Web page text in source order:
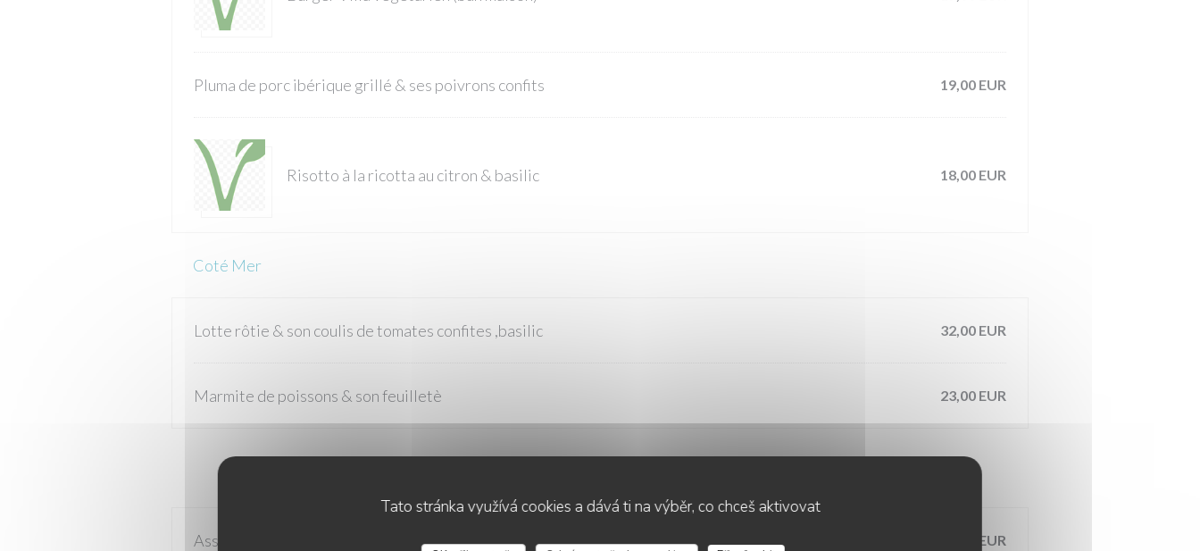
Tato stránka využívá cookies a dává ti na výběr, co chceš aktivovat
Pluma de porc ibérique grillé & ses poivrons confits 19,00 EUR
Risotto à la ricotta au citron & basilic 18,00 EUR
Coté Mer
Lotte rôtie & son coulis de tomates confites ,basilic 32,00 EUR
Marmite de poissons & son feuilletè 23,00 EUR
Assiette de fromages( Camembert , Neufchâtel & Pont l'évêque) 11,00 EUR